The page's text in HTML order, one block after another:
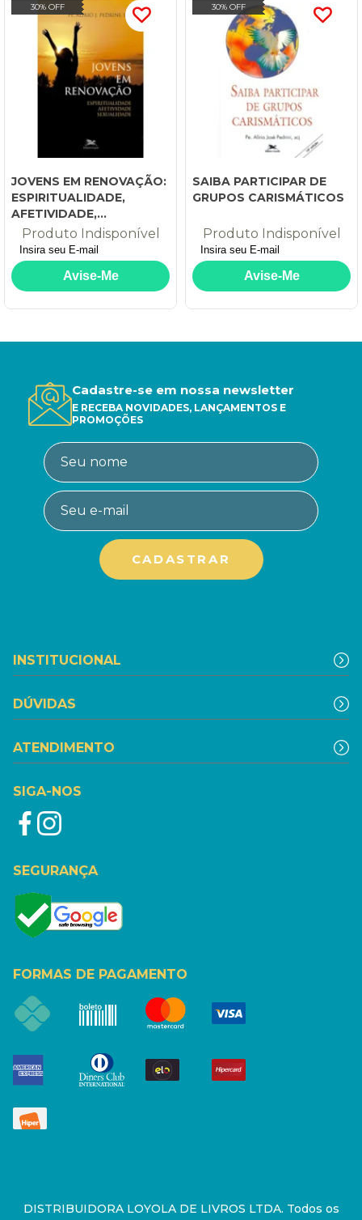
30% OFF
JOVENS EM RENOVAÇÃO:
ESPIRITUALIDADE,
AFETIVIDADE,
SEXUALIDADE
Produto Indisponível
30% OFF
SAIBA PARTICIPAR DE
GRUPOS CARISMÁTICOS
Produto Indisponível
Cadastre-se em nossa newsletter
E RECEBA NOVIDADES, LANÇAMENTOS E
PROMOÇÕES
INSTITUCIONAL
DÚVIDAS
ATENDIMENTO
SIGA-NOS
SEGURANÇA
FORMAS DE PAGAMENTO
DISTRIBUIDORA LOYOLA DE LIVROS LTDA. Todos os